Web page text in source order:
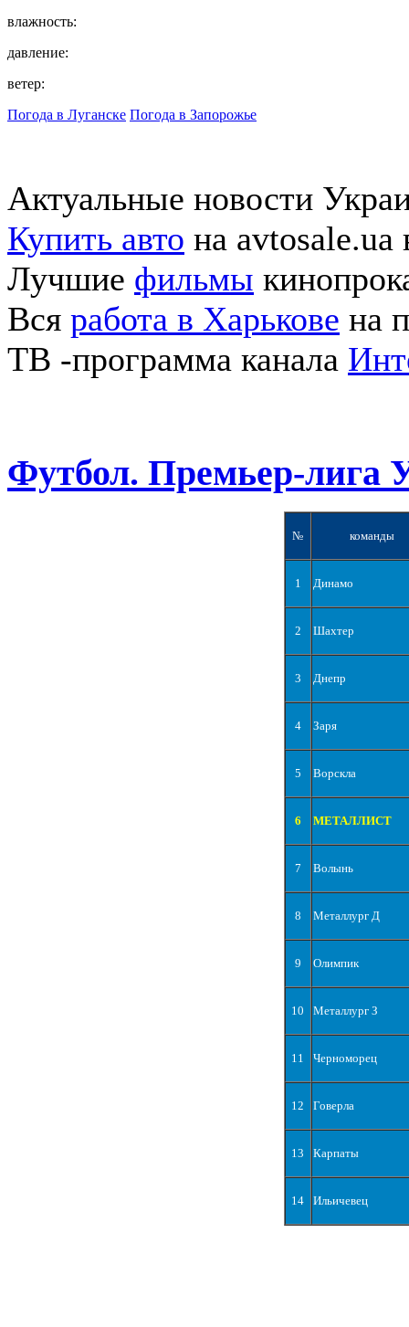
влажность:
давление:
ветер:
Погода в Луганске Погода в Запорожье
Актуальные новости
Купить авто на avtosale.ua
Лучшие фильмы
Вся работа в Харькове на
ТВ -программа канала
Футбол. Премьер-лига
№ команды
1 Динамо
2 Шахтер
3 Днепр
4 Заря
5 Ворскла
6 МЕТАЛЛИСТ
7 Волынь
8 Металлург Д
9 Олимпик
10 Металлург З
11 Черноморец
12 Говерла
13 Карпаты
14 Ильичевец